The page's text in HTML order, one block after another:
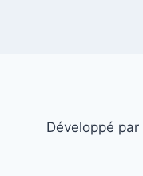
Développé par